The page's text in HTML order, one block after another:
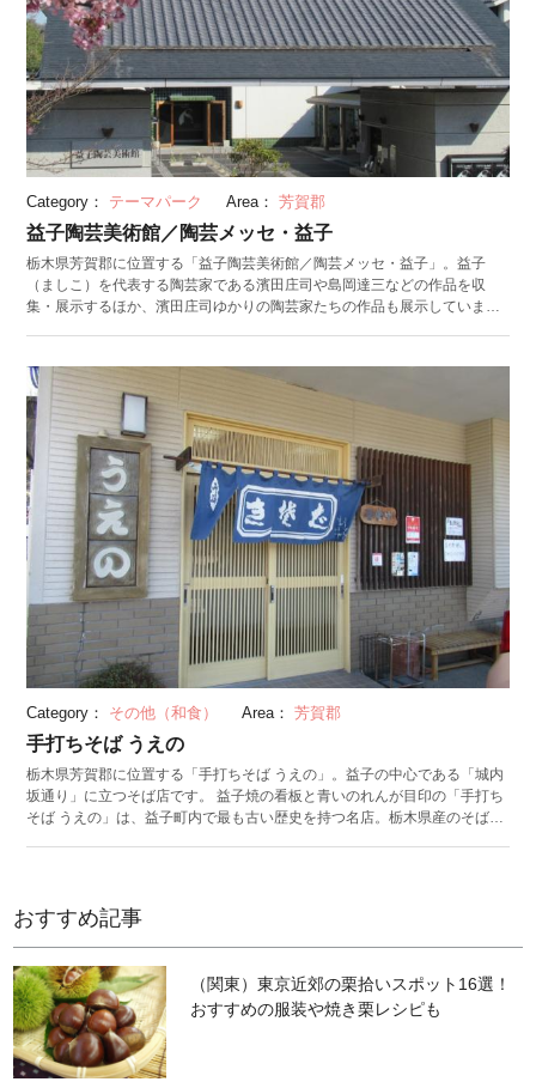
入れ替わる限定メニューにも注目です。 観光案内所では、益子観光のみな
らず益子への移住に関する相談も受け付けています。同時にレンタサイク
ル受付の役割も担っており、自転車での益子観光にも便利。貸出場所・乗
り捨て場所は町内に点在しているため、気軽に利用してみましょう。 さら
に、道の駅ましこから徒歩1分の場所にある「MASHIKO STRAWBERRY
FARM」ではイチゴ狩りを楽しむことができます。イチゴ狩りの時期が近
づくと、公式サイトにお知らせが掲載されるのでぜひ確認を。 （公開日：
2024/8/9 最終更新日：2024/8/9）
Category： テーマパーク Area： 芳賀郡
益子陶芸美術館／陶芸メッセ・益子
栃木県芳賀郡に位置する「益子陶芸美術館／陶芸メッセ・益子」。益子
（ましこ）を代表する陶芸家である濱田庄司や島岡達三などの作品を収
集・展示するほか、濱田庄司ゆかりの陶芸家たちの作品も展示していま
活躍し、益子を陶芸の街として盛り上げていった益子焼発展の中心人物。
1955年には人間国宝（重要無形文化財保持者）に認定されています。 益子
陶芸美術館と同じ敷地内には、濱田庄司が住んでいた茅葺き屋根の住まい
を移築し公開している「旧濱田庄司邸」や、濱田庄司が生前愛用していた
「登り窯」を移築・復元するなど、彼の生前の暮らしについても触れるこ
とができます。
Category： その他（和食） Area： 芳賀郡
手打ちそば うえの
栃木県芳賀郡に位置する「手打ちそば うえの」。益子の中心である「城内
坂通り」に立つそば店です。 益子焼の看板と青いのれんが目印の「手打ち
そば うえの」は、益子町内で最も古い歴史を持つ名店。栃木県産のそば粉
おすすめ記事
（関東）東京近郊の栗拾いスポット16選！
おすすめの服装や焼き栗レシピも